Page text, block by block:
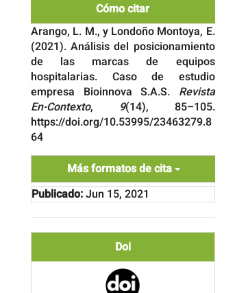
Cómo citar
Arango, L. M., y Londoño Montoya, E.
(2021). Análisis del posicionamiento
de las marcas de equipos
hospitalarias. Caso de estudio
empresa Bioinnova S.A.S. Revista
En-Contexto, 9(14), 85–105.
https://doi.org/10.53995/23463279.8
64
Más formatos de cita
Publicado:Jun 15, 2021
Doi